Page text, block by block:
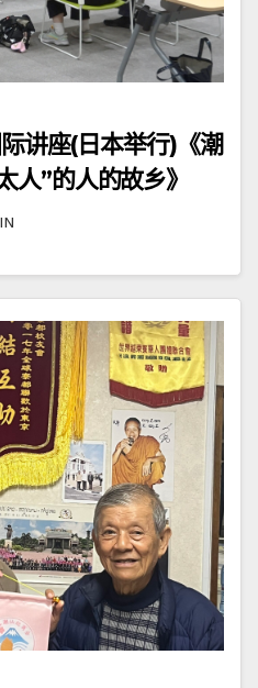
讲座(日本举行)《潮
人”的人的故乡》